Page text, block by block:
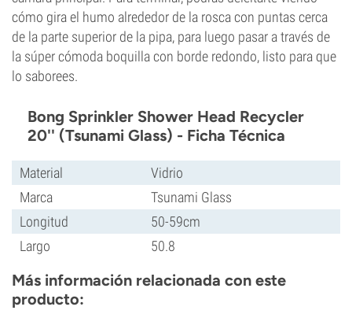
cómo gira el humo alrededor de la rosca con puntas cerca
de la parte superior de la pipa, para luego pasar a través de
la súper cómoda boquilla con borde redondo, listo para que
lo saborees.
Bong Sprinkler Shower Head Recycler
20'' (Tsunami Glass) - Ficha Técnica
Material
Vidrio
Marca
Tsunami Glass
Longitud
50-59cm
Largo
50.8
Más información relacionada con este
producto: